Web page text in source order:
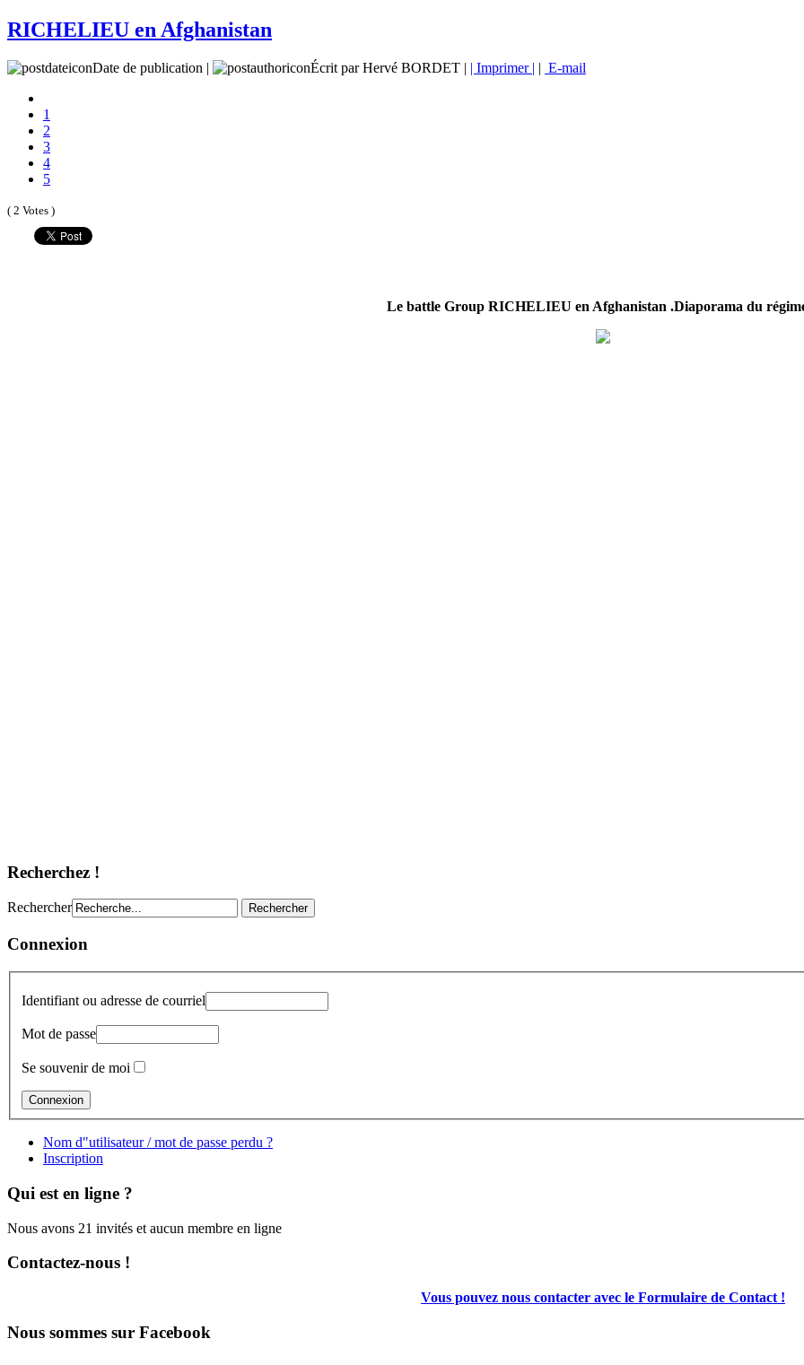
RICHELIEU en Afghanistan
Date de publication | Écrit par Hervé BORDET | | Imprimer | | E-mail
1
2
3
4
5
( 2 Votes )
Le battle Group RICHELIEU en Afghanistan .Diaporama du
Recherchez !
Rechercher
Connexion
Identifiant ou adresse de courriel
Mot de passe
Se souvenir de moi
Nom d"utilisateur / mot de passe perdu ?
Inscription
Qui est en ligne ?
Nous avons 21 invités et aucun membre en ligne
Contactez-nous !
Vous pouvez nous contacter avec le Formulaire de Contact !
Nous sommes sur Facebook